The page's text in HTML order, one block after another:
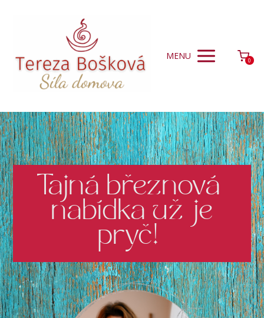
MENU 0
Tajná březnová
nabídka už je
pryč!